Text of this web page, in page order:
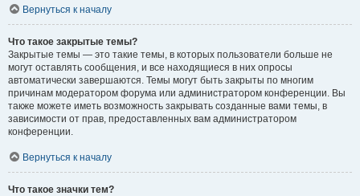
Вернуться к началу
Что такое закрытые темы?
Закрытые темы — это такие темы, в которых пользователи больше не
могут оставлять сообщения, и все находящиеся в них опросы
автоматически завершаются. Темы могут быть закрыты по многим
причинам модератором форума или администратором конференции. Вы
также можете иметь возможность закрывать созданные вами темы, в
зависимости от прав, предоставленных вам администратором
конференции.
Вернуться к началу
Что такое значки тем?